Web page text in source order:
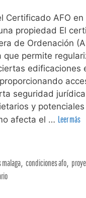
Certificado AFO
propiedad El
de Ordenación
que permite
edificaciones
seguridad
y
afecta el … Leer más
,condiciones afo,